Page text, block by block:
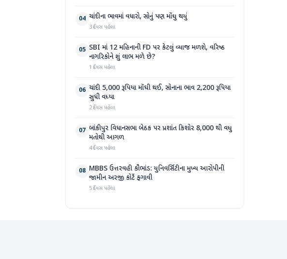
04 ચાંદીના ભાવમાં વધારો, સોનું પણ મોંઘુ થયું
3 દિવસ પહેલા
05 SBI માં 12 મહિનાની FD પર કેટલું વ્યાજ મળશે, વરિષ્ઠ
નાગરિકોને શું લાભ મળે છે?
1 દિવસ પહેલા
06 ચાંદી 5,000 રૂપિયા મોંઘી થઈ, સોનાના ભાવ 2,200 રૂપિયા
સુધી વધ્યા
2 દિવસ પહેલા
07 બાંકીપુર વિધાનસભા બેઠક પર પ્રશાંત કિશોર 8,000 થી વધુ
મતોથી આગળ
4 દિવસ પહેલા
08 MBBS ઉત્તરવહી કૌભાંડ: યુનિવર્સિટીના મુખ્ય આરોપીની
જામીન અરજી કોર્ટે ફગાવી
5 દિવસ પહેલા